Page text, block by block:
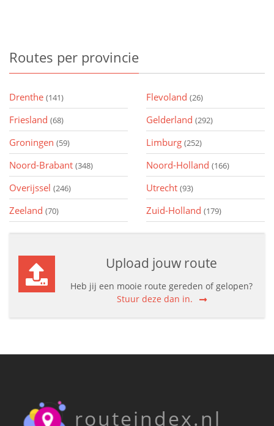
Routes per provincie
Drenthe (141) Flevoland (26)
Friesland (68) Gelderland (292)
Groningen (59) Limburg (252)
Noord-Brabant (348) Noord-Holland (166)
Overijssel (246) Utrecht (93)
Zeeland (70) Zuid-Holland (179)
Upload jouw route
Heb jij een mooie route gereden of gelopen?
Stuur deze dan in.
routeindex.nl